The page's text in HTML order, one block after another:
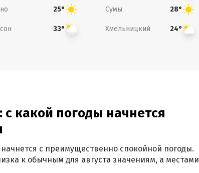
25° Сумы 28°
33° Хмельницкий 24°
какой погоды начнется
с преимущественно спокойной погоды.
к обычным для августа значениям, а местами